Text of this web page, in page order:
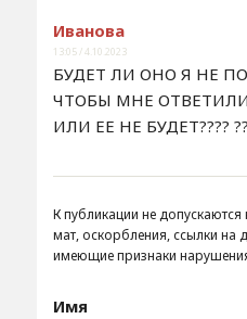
Иванова
13:05 / 4.10.2023
БУДЕТ ЛИ ОНО Я НЕ
ЧТОБЫ МНЕ
ИЛИ ЕЕ НЕ БУДЕТ????
К публикации не
мат, оскорбления, ссылки на
имеющие признаки
Имя